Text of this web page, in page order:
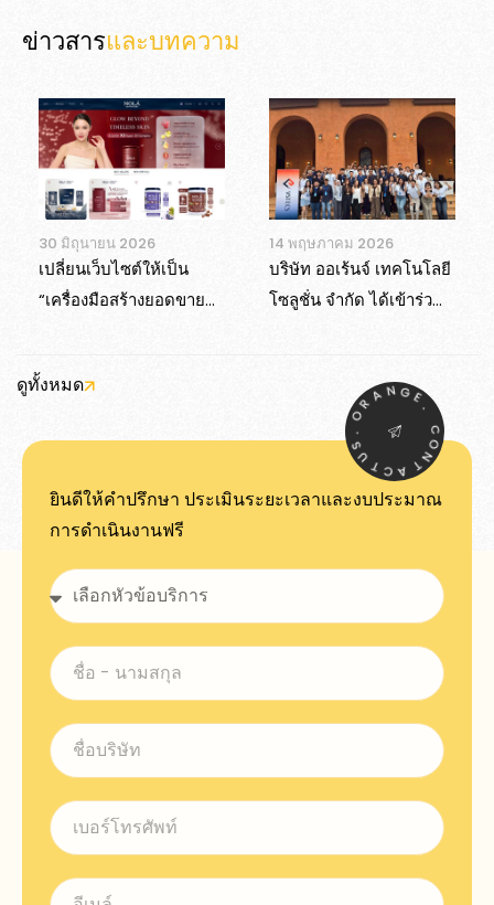
ข่าวสารและบทความ
30 มิถุนายน 2026
เปลี่ยนเว็บไซต์ให้เป็น
“เครื่องมือสร้างยอดขาย”
14 พฤษภาคม 2026
บริษัท ออเร้นจ์ เทคโนโลยี
โซลูชั่น จำกัด ได้เข้าร่วม
“Cloud & AI Boot
Camp FY2026”
ดูทั้งหมด
ยินดีให้คำปรึกษา ประเมินระยะเวลาและงบประมาณ
การดำเนินงานฟรี
C
O
N
T
A
C
T
U
S
.
O
RANGE
.